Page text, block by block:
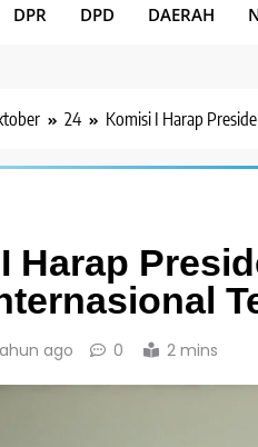
DPR DPD DAERAH
24 Komisi I Harap
Harap
ago 0 2 mins